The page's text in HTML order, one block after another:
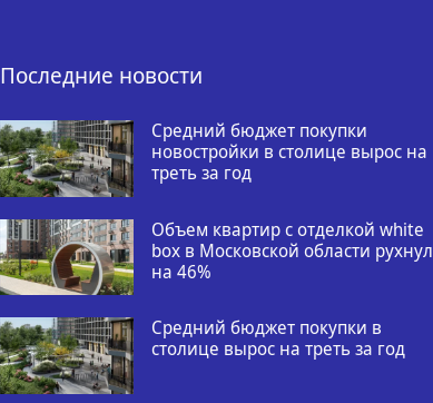
Последние новости
Средний бюджет покупки
новостройки в столице вырос на
треть за год
Объем квартир с отделкой white
box в Московской области рухнул
на 46%
Средний бюджет покупки в
столице вырос на треть за год